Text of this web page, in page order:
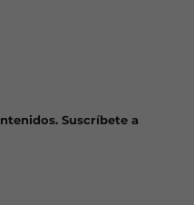
Suscríbete a